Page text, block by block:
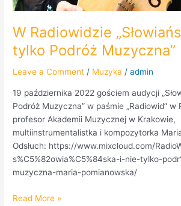
W Radiowidzie
tylko Podróż Muzyczna”
Leave a Comment / Muzyka /admin
19 października 2022 gościem audycji
Podróż Muzyczna” w paśmie „Radiowid” w
profesor Akademii Muzycznej w Krakowie,
multiinstrumentalistka i kompozytorka
Odsłuch: https://www.mixcloud.com/
s%C5%82owia%C5%84ska-i-nie-tylko-
muzyczna-maria-pomianowska/
Read More »